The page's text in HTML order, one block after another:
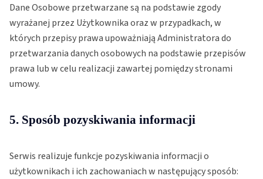
Dane Osobowe przetwarzane są na podstawie zgody
wyrażanej przez Użytkownika oraz w przypadkach, w
których przepisy prawa upoważniają Administratora do
przetwarzania danych osobowych na podstawie przepisów
prawa lub w celu realizacji zawartej pomiędzy stronami
umowy.
5. Sposób pozyskiwania informacji
Serwis realizuje funkcje pozyskiwania informacji o
użytkownikach i ich zachowaniach w następujący sposób: